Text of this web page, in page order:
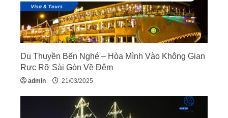
Du Thuyền Bến Nghé – Hòa Mình Vào Không Gian
Rực Rỡ Sài Gòn Về Đêm
admin 21/03/2025